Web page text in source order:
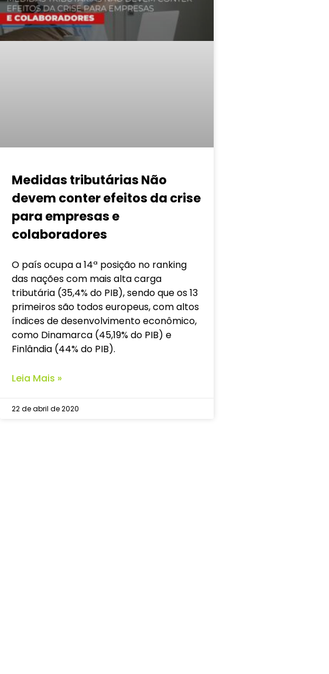
Medidas tributárias Não
devem conter efeitos da crise
para empresas e
colaboradores
O país ocupa a 14ª posição no ranking
das nações com mais alta carga
tributária (35,4% do PIB), sendo que os 13
primeiros são todos europeus, com altos
índices de desenvolvimento econômico,
como Dinamarca (45,19% do PIB) e
Finlândia (44% do PIB).
Leia Mais »
22 de abril de 2020